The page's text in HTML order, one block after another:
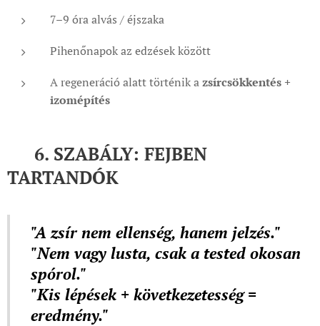
7–9 óra alvás / éjszaka
Pihenőnapok az edzések között
A regeneráció alatt történik azsírcsökkentés +
izomépítés
🧭 6. SZABÁLY: FEJBEN
TARTANDÓK
"A zsír nem ellenség, hanem jelzés."
"Nem vagy lusta, csak a tested okosan
spórol."
"Kis lépések + következetesség =
eredmény."